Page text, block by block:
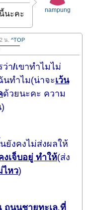
nampung
นะคะ
น. ^TOP
า/เขาทำไมไม่
นทำไม(น่าจะเว้น
ด้วยนะคะ ความ
ยังคงไม่ส่งผลให้
งเจ็บอยู่ ทำให้(ส่ง
ไหว)
ถนนชายทะเล,ที่